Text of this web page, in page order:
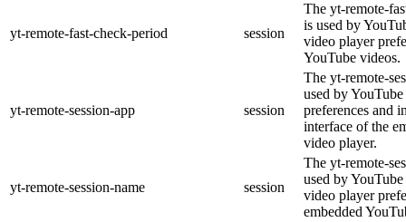
yt-remote-fast-check-period session
The yt-remote-
is used by
video player
YouTube videos.
yt-remote-session-app session
The yt-remote-
used by
preferences and
interface of the
video player.
yt-remote-session-name session
The yt-remote-
used by
video player
embedded